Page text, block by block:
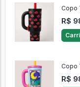
Copo
R$
Copo
R$